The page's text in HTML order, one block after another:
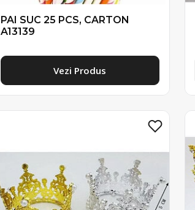
PAI SUC 25 PCS, CARTON
A13139
Vezi Produs